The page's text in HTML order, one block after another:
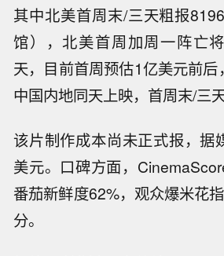
其中北美首周末/三天粗报
馆），北美首周加周一阵亡
天，目前首周预估1亿美元前后
中国内地同天上映，首周末/三
该片制作成本尚未正式报，据
美元。口碑方面，
番茄新鲜度62%，观众爆米花
分。